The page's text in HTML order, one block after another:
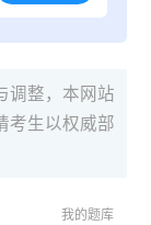
调整，本网站
考生以权威部
我的题库